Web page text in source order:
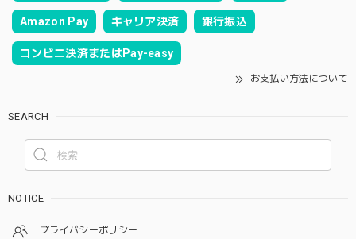
Amazon Pay キャリア決済 銀行振込
コンビニ決済またはPay-easy
お支払い方法について
SEARCH
NOTICE
プライバシーポリシー